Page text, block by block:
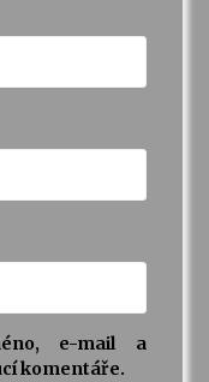
e-mail a
komentáře.